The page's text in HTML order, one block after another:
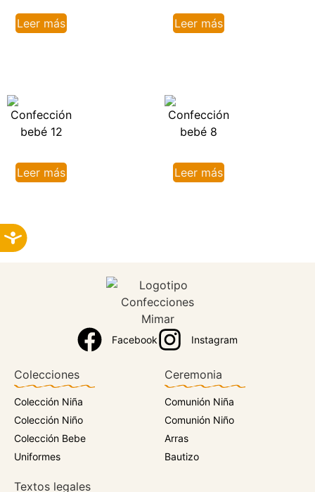
Leer más Leer más
Leer más Leer más
Facebook Instagram
Colecciones
Colección Niña
Colección Niño
Colección Bebe
Uniformes
Ceremonia
Comunión Niña
Comunión Niño
Arras
Bautizo
Textos legales